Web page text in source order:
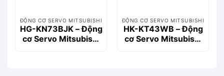
ĐỘNG CƠ SERVO MITSUBISHI
HG-KN73BJK – Động
cơ Servo Mitsubishi
ĐỘNG CƠ SERVO MITSUBISHI
HK-KT43WB – Động
cơ Servo Mitsubishi